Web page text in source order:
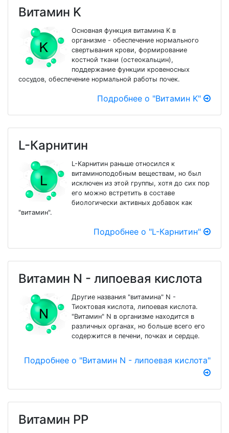
Витамин K
Основная функция витамина K в
организме - обеспечение нормального
свертывания крови, формирование
костной ткани (остеокальцин),
поддержание функции кровеносных
сосудов, обеспечение нормальной работы почек.
Подробнее о "Витамин K"
L-Карнитин
L-Карнитин раньше относился к
витаминоподобным веществам, но был
исключен из этой группы, хотя до сих пор
его можно встретить в составе
биологически активных добавок как
"витамин".
Подробнее о "L-Карнитин"
Витамин N - липоевая кислота
Другие названия "витамина" N -
Тиоктовая кислота, липоевая кислота.
"Витамин" N в организме находится в
различных органах, но больше всего его
содержится в печени, почках и сердце.
Подробнее о "Витамин N - липоевая кислота"
Витамин PP